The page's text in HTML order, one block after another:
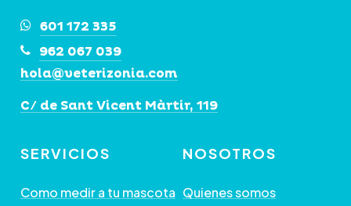
la
página
de
producto
601 172 335
962 067 039
hola@veterizonia.com
C/ de Sant Vicent Màrtir, 119
SERVICIOS
Como medir a tu mascota
NOSOTROS
Quienes somos